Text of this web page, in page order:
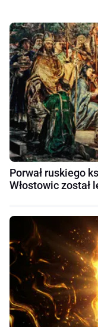
Porwał ruskiego
Włostowic został